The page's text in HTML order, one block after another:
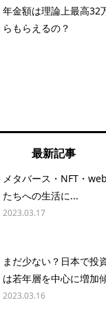
年金額は理論上最高32
らもらえるの？
最新記事
メタバース・NFT・
たちへの生活に...
2023.03.17
まだ少ない？日本で投
は若年層を中心に増加
2023.03.16